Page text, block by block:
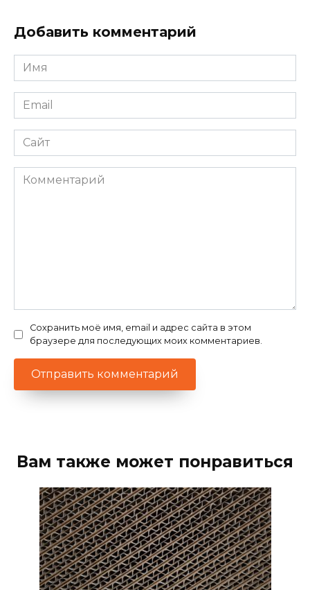
Добавить комментарий
Имя
*
Email
*
Сайт
Комментарий
Сохранить моё имя, email и адрес сайта в этом
браузере для последующих моих комментариев.
Вам также может понравиться